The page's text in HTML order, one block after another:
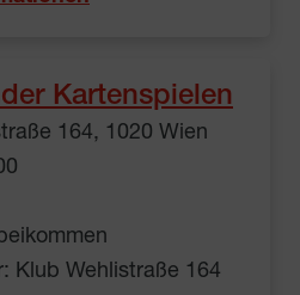
Kartenspielen
164, 1020 Wien
Klub Wehlistraße 164